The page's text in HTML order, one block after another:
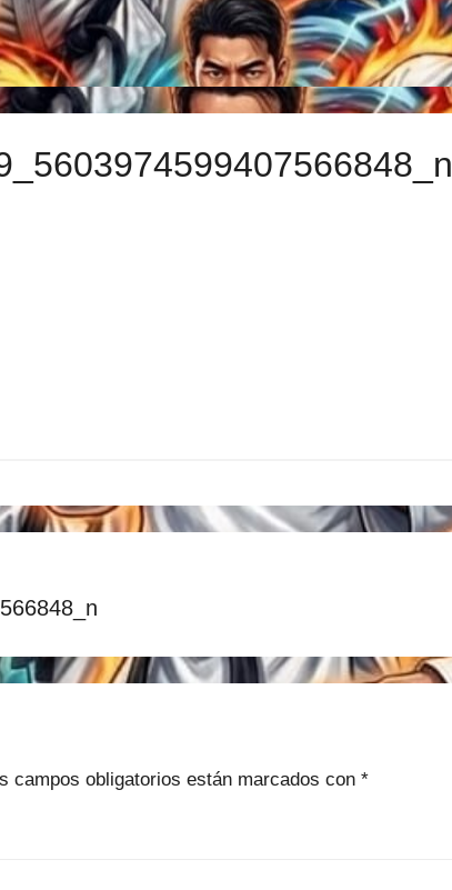
campos obligatorios están marcados con *